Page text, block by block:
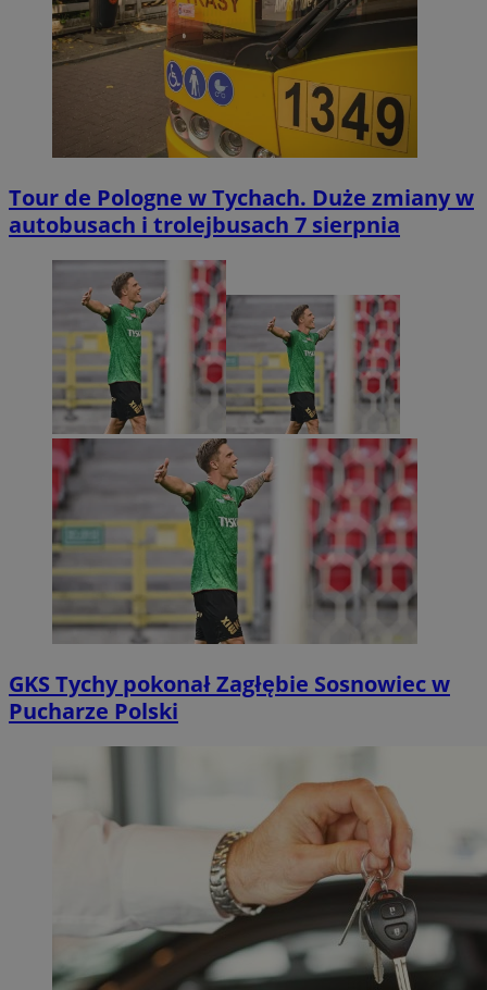
Tour de Pologne w Tychach. Duże zmiany w
autobusach i trolejbusach 7 sierpnia
GKS Tychy pokonał Zagłębie Sosnowiec w
Pucharze Polski